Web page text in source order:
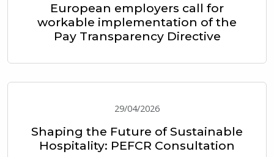
European employers call for
workable implementation of the
Pay Transparency Directive
29/04/2026
Shaping the Future of Sustainable
Hospitality: PEFCR Consultation